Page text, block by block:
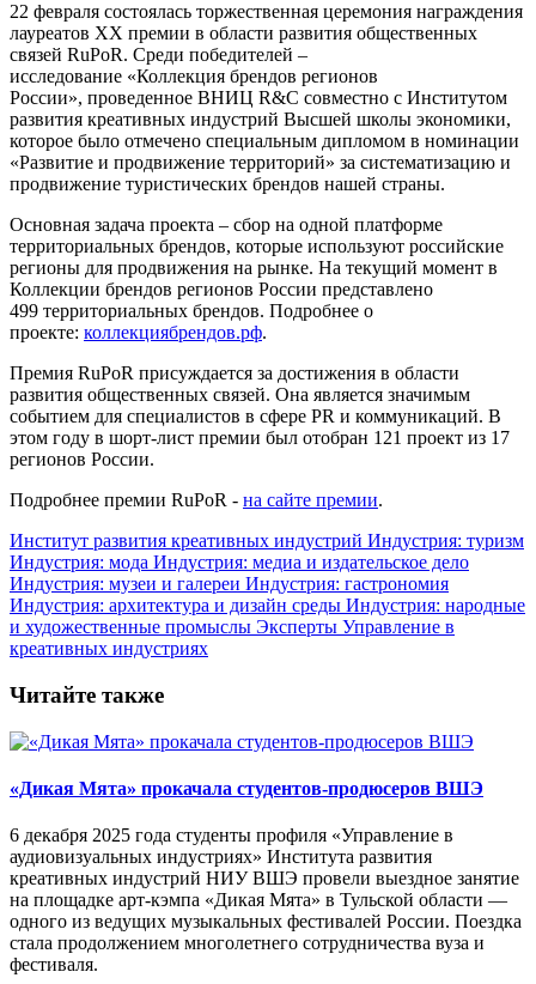
22 февраля состоялась торжественная церемония награждения
лауреатов XX премии в области развития общественных
связей RuPoR. Среди победителей –
исследование «Коллекция брендов регионов
России», проведенное ВНИЦ R&C совместно с Институтом
развития креативных индустрий Высшей школы экономики,
которое было отмечено специальным дипломом в номинации
«Развитие и продвижение территорий» за систематизацию и
продвижение туристических брендов нашей страны.
Основная задача проекта – сбор на одной платформе
территориальных брендов, которые используют российские
регионы для продвижения на рынке. На текущий момент в
Коллекции брендов регионов России представлено
499 территориальных брендов. Подробнее о
проекте: коллекциябрендов.рф.
Премия RuPoR присуждается за достижения в области
развития общественных связей. Она является значимым
событием для специалистов в сфере PR и коммуникаций. В
этом году в шорт-лист премии был отобран 121 проект из 17
регионов России.
Подробнее премии RuPoR - на сайте премии.
Институт развития креативных индустрий Индустрия: туризм
Индустрия: мода Индустрия: медиа и издательское дело
Индустрия: музеи и галереи Индустрия: гастрономия
Индустрия: архитектура и дизайн среды Индустрия: народные
и художественные промыслы Эксперты Управление в
креативных индустриях
Читайте также
«Дикая Мята» прокачала студентов-продюсеров ВШЭ
6 декабря 2025 года студенты профиля «Управление в
аудиовизуальных индустриях» Института развития
креативных индустрий НИУ ВШЭ провели выездное занятие
на площадке арт‑кэмпа «Дикая Мята» в Тульской области —
одного из ведущих музыкальных фестивалей России. Поездка
стала продолжением многолетнего сотрудничества вуза и
фестиваля.